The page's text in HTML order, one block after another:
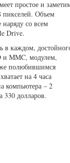
простое и
пикселей. Объем
со всем
Drive.
в каждом,
и MMC, модулем,
полюбившимся
на 4 часа
компьютера – 2
330 долларов.